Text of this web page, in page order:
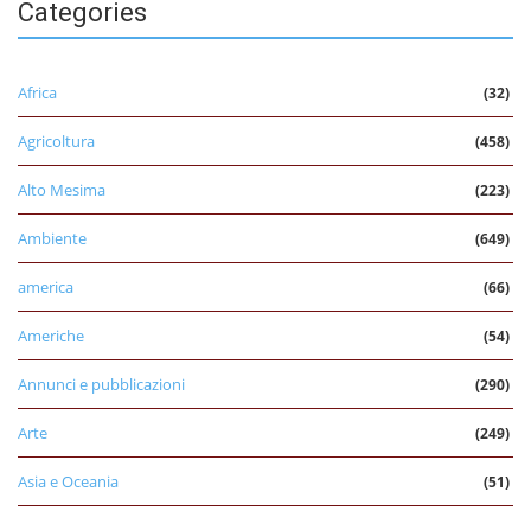
Categories
Africa (32)
Agricoltura (458)
Alto Mesima (223)
Ambiente (649)
america (66)
Americhe (54)
Annunci e pubblicazioni (290)
Arte (249)
Asia e Oceania (51)